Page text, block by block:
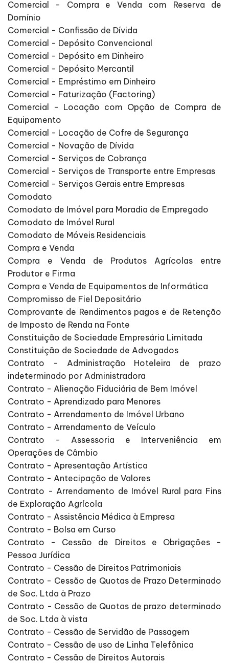
Comercial - Compra e Venda com Reserva de
Domínio
Comercial - Confissão de Dívida
Comercial - Depósito Convencional
Comercial - Depósito em Dinheiro
Comercial - Depósito Mercantil
Comercial - Empréstimo em Dinheiro
Comercial - Faturização (Factoring)
Comercial - Locação com Opção de Compra de
Equipamento
Comercial - Locação de Cofre de Segurança
Comercial - Novação de Dívida
Comercial - Serviços de Cobrança
Comercial - Serviços de Transporte entre Empresas
Comercial - Serviços Gerais entre Empresas
Comodato
Comodato de Imóvel para Moradia de Empregado
Comodato de Imóvel Rural
Comodato de Móveis Residenciais
Compra e Venda
Compra e Venda de Produtos Agrícolas entre
Produtor e Firma
Compra e Venda de Equipamentos de Informática
Compromisso de Fiel Depositário
Comprovante de Rendimentos pagos e de Retenção
de Imposto de Renda na Fonte
Constituição de Sociedade Empresária Limitada
Constituição de Sociedade de Advogados
Contrato - Administração Hoteleira de prazo
indeterminado por Administradora
Contrato - Alienação Fiduciária de Bem Imóvel
Contrato - Aprendizado para Menores
Contrato - Arrendamento de Imóvel Urbano
Contrato - Arrendamento de Veículo
Contrato - Assessoria e Interveniência em
Operações de Câmbio
Contrato - Apresentação Artística
Contrato - Antecipação de Valores
Contrato - Arrendamento de Imóvel Rural para Fins
de Exploração Agrícola
Contrato - Assistência Médica à Empresa
Contrato - Bolsa em Curso
Contrato - Cessão de Direitos e Obrigações -
Pessoa Jurídica
Contrato - Cessão de Direitos Patrimoniais
Contrato - Cessão de Quotas de Prazo Determinado
de Soc. Ltda à Prazo
Contrato - Cessão de Quotas de prazo determinado
de Soc. Ltda à vista
Contrato - Cessão de Servidão de Passagem
Contrato - Cessão de uso de Linha Telefônica
Contrato - Cessão de Direitos Autorais